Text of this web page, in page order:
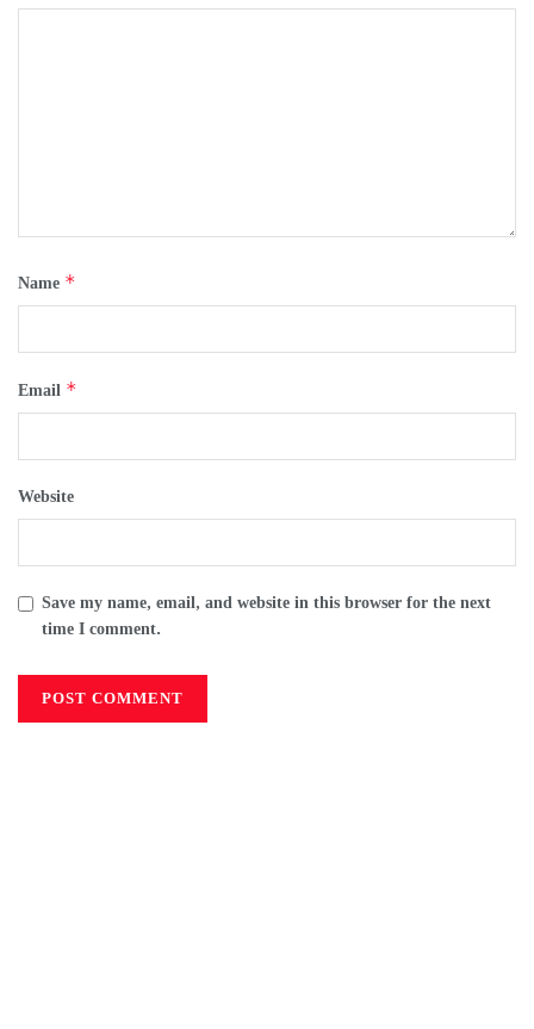
Name *
Email *
Website
Save my name, email, and website in this browser for the next
time I comment.